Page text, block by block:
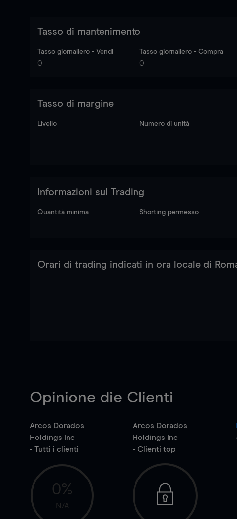
Tasso di mantenimento
Tasso giornaliero - Vendi
0
Tasso giornaliero - Compra
0
Tasso di margine
Livello Numero di unità
Informazioni sul Trading
Quantità minima Shorting permesso
Orari di trading indicati in ora locale di
Opinione die Clienti
Arcos Dorados
Holdings Inc
- Tutti i clienti
0%
N/A
Arcos Dorados
Holdings Inc
- Clienti top